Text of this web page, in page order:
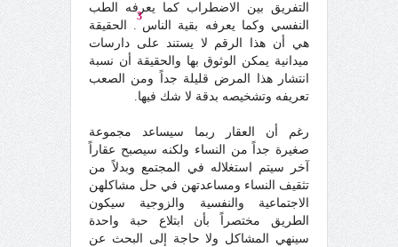
التفريق بين الاضطراب كما يعرفه الطب
النفسي وكما يعرفه بقية الناس
3
. الحقيقة
هي أن هذا الرقم لا يستند على دارسات
ميدانية يمكن الوثوق بها والحقيقة أن نسبة
انتشار هذا المرض قليلة جداً ومن الصعب
تعريفه وتشخيصه بدقة لا شك فيها.
رغم أن العقار ربما سيساعد مجموعة
صغيرة جداً من النساء ولكنه سيصبح عقاراً
آخر سيتم استغلاله في المجتمع وبدلاً من
تثقيف النساء ومساعدتهن في حل مشاكلهن
الاجتماعية والنفسية والزوجية سيكون
الطريق مختصراً بأن ابتلاع حبة واحدة
سينهي المشاكل ولا حاجة إلى البحث عن